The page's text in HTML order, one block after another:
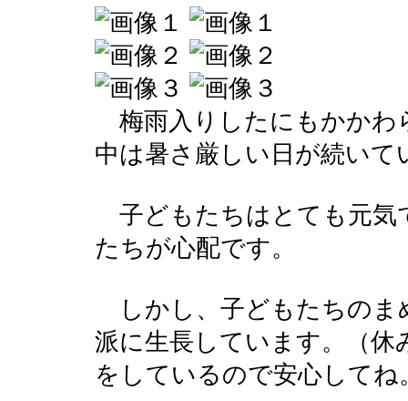
梅雨入りしたにもかかわ
中は暑さ厳しい日が続いて
子どもたちはとても元気
たちが心配です。
しかし、子どもたちのま
派に生長しています。（
をしているので安心してね